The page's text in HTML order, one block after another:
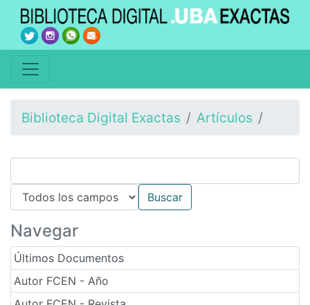
Biblioteca Digital Exactas Artículos
Navegar
Últimos Documentos
Autor FCEN - Año